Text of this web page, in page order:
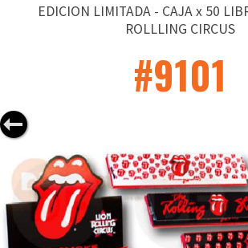
EDICION LIMITADA - CAJA x 50
ROLLLING CIRCUS
#9101